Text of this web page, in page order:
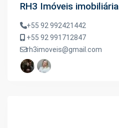
RH3 Imóveis imobiliária
+55 92 992421442
+55 92 991712847
rh3imoveis@gmail.com